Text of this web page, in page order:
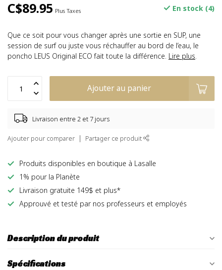
C$89.95 Plus Taxes En stock (4)
Que ce soit pour vous changer après une sortie en SUP, une
session de surf ou juste vous réchauffer au bord de l’eau, le
poncho LEUS Original ECO fait toute la différence. Lire plus.
Ajouter au panier
Livraison entre 2 et 7 jours
Ajouter pour comparer Partager ce produit
Produits disponibles en boutique à Lasalle
1% pour la Planète
Livraison gratuite 149$ et plus*
Approuvé et testé par nos professeurs et employés
Description du produit
Spécifications